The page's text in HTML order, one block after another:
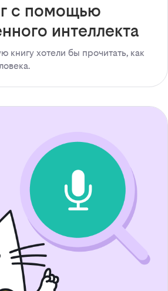
с помощью
интеллекта
книгу хотели бы прочитать, как